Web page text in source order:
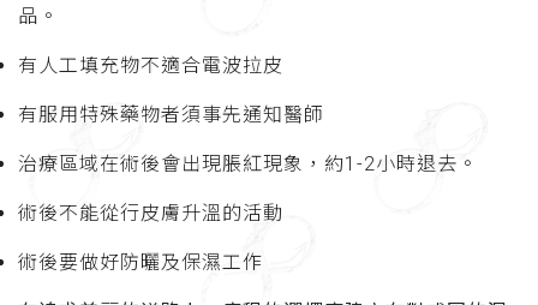
品。
有人工填充物不適合電波拉皮
有服用特殊藥物者須事先通知醫師
治療區域在術後會出現脹紅現象，約1-2小時退去。
術後不能從行皮膚升溫的活動
術後要做好防曬及保濕工作